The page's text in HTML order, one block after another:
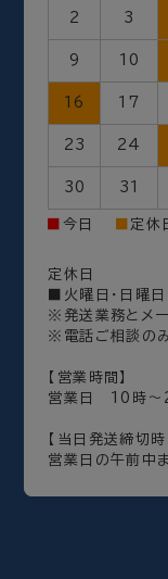
2 3
9 10
16 17
23 24
30 31
今日 定休
定休日
■火曜日・日曜日
※発送業務とメー
※電話ご相談のみ
【営業時間】
営業日 10時～
【当日発送締切時
営業日の午前中